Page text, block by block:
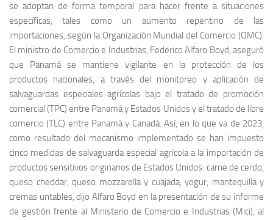
se adoptan de forma temporal para hacer frente a situaciones
específicas, tales como un aumento repentino de las
importaciones, según la Organización Mundial del Comercio (OMC).
El ministro de Comercio e Industrias, Federico Alfaro Boyd, aseguró
que Panamá se mantiene vigilante en la protección de los
productos nacionales, a través del monitoreo y aplicación de
salvaguardas especiales agrícolas bajo el tratado de promoción
comercial (TPC) entre Panamá y Estados Unidos y el tratado de libre
comercio (TLC) entre Panamá y Canadá. Así, en lo que va de 2023,
como resultado del mecanismo implementado se han impuesto
cinco medidas de salvaguarda especial agrícola a la importación de
productos sensitivos originarios de Estados Unidos: carne de cerdo,
queso cheddar, queso mozzarella y cuajada, yogur, mantequilla y
cremas untables, dijo Alfaro Boyd en la presentación de su informe
de gestión frente al Ministerio de Comercio e Industrias (Mici), al